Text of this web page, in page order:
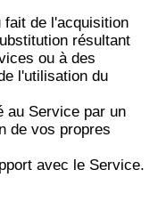
de l'acquisition
résultant
ou à des
l'utilisation du
au Service par un
de vos propres
avec le Service.